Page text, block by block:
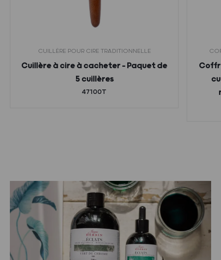
CUILLÈRE POUR CIRE TRADITIONNELLE
Cuillère à cire à cacheter – Paquet de
5 cuillères
47100T